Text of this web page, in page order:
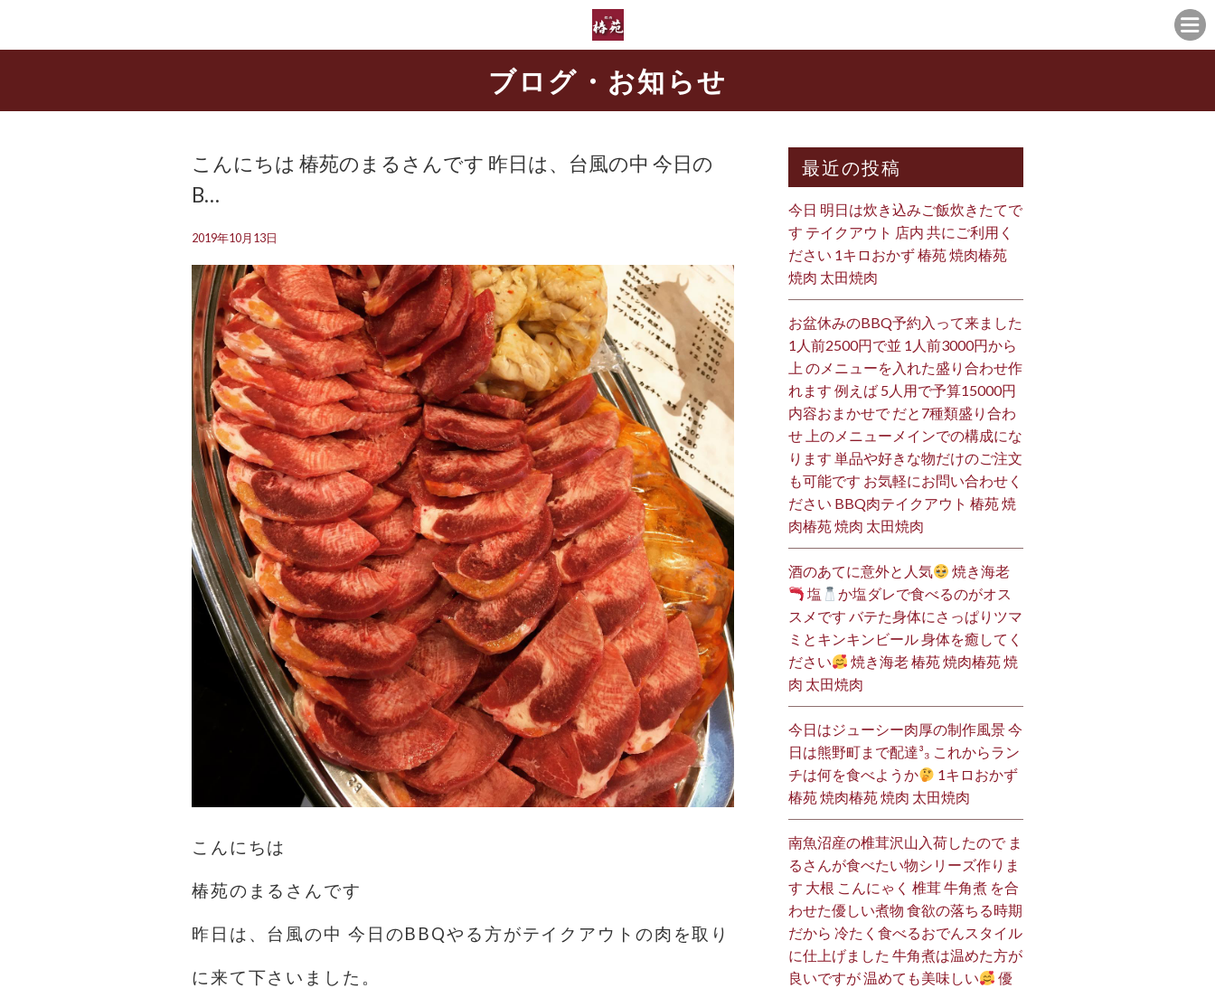
ブログ・お知らせ
こんにちは️ 椿苑のまるさんです 昨日は、台風の中 今日の
B…
2019年10月13日
こんにちは️
椿苑のまるさんです
昨日は、台風の中 今日のBBQやる方がテイクアウトの肉を取り
に来て下さいました。
最近の投稿
今日 明日は炊き込みご飯炊きたてで
す テイクアウト 店内 共にご利用く
ださい 1キロおかず 椿苑 焼肉椿苑
焼肉 太田焼肉
お盆休みのBBQ予約入って来ました
1人前2500円で並 1人前3000円から
上 のメニューを入れた盛り合わせ作
れます 例えば 5人用で予算15000円
内容おまかせで だと7種類盛り合わ
せ 上のメニューメインでの構成にな
ります 単品や好きな物だけのご注文
も可能です お気軽にお問い合わせく
ださい BBQ肉テイクアウト 椿苑 焼
肉椿苑 焼肉 太田焼肉
酒のあてに意外と人気
焼き海老
塩
か塩ダレで食べるのがオス
スメです バテた身体にさっぱりツマ
ミとキンキンビール 身体を癒してく
ださい
焼き海老 椿苑 焼肉椿苑 焼
肉 太田焼肉
今日はジューシー肉厚の制作風景 今
日は熊野町まで配達³₃ これからラン
チは何を食べようか
1キロおかず
椿苑 焼肉椿苑 焼肉 太田焼肉
南魚沼産の椎茸沢山入荷したので ま
るさんが食べたい物シリーズ作りま
す 大根 こんにゃく 椎茸 牛角煮 を合
わせた優しい煮物 食欲の落ちる時期
だから 冷たく食べるおでんスタイル
に仕上げました 牛角煮は温めた方が
良いですが 温めても美味しい
優